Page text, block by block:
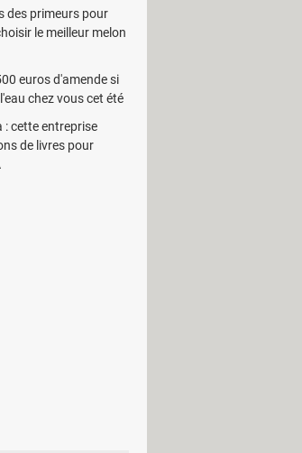
Asia, TSMC
même entrer
de nouvelle
à ce genre de
la fois de plus en
est TSMC et qui
intégrés au
les
trouve dans les
(voir
les processeurs
des primeurs pour
le meilleur melon
euros d'amende si
chez vous cet été
: cette entreprise
de livres pour